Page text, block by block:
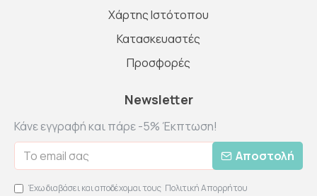
Χάρτης Ιστότοπου
Κατασκευαστές
Προσφορές
Newsletter
Κάνε εγγραφή και πάρε -5% Έκπτωση!
Αποστολή
Έχω διαβάσει και αποδέχομαι τους Πολιτική Απορρήτου